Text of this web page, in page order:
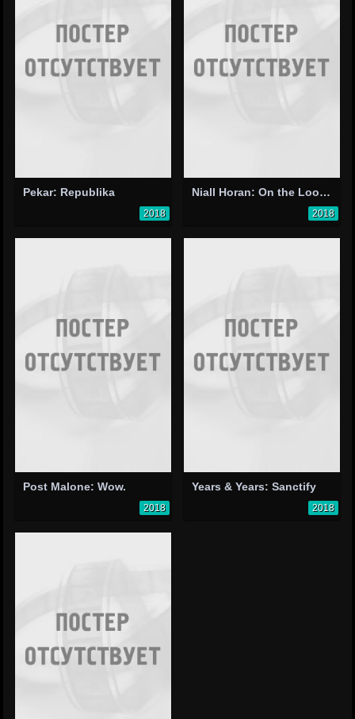
Pekar: Republika
2018
Niall Horan: On the Loose
2018
Post Malone: Wow.
2018
Years & Years: Sanctify
2018